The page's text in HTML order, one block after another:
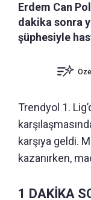
Erdem Can
dakika sonra
şüphesiyle
Trendyol 1.
karşıya geldi.
kazanırken,
1 DAKİKA